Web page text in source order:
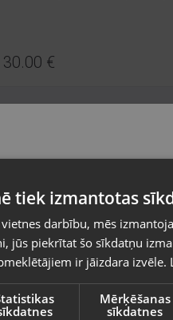
30.00 €
Philips PowerPro Aqua
Stāvoklis Lietots (Garantija 6
valsti
Vietnes saturs būs attēlots
Valsts
tiek izmantotas
darbību, mēs
jūs piekrītat šo sīkdatņu
ir jāizdara izvēle.
Mērķēšanas
sīkdatnes